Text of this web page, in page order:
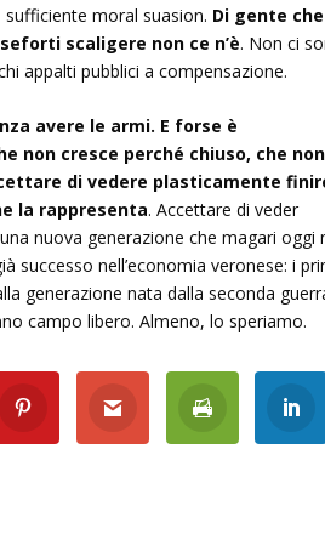
sufficiente moral suasion. Di gente che
scaligere non ce n’è. Non ci
appalti pubblici a compensazione.
avere le armi. E forse è
non cresce perché chiuso, che non
di vedere plasticamente
la rappresenta. Accettare di veder
nuova generazione che magari oggi
successo nell’economia veronese: i
generazione nata dalla seconda
campo libero. Almeno, lo speriamo.